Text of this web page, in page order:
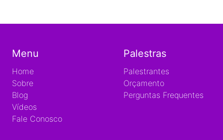
Menu
Home
Sobre
Blog
Vídeos
Fale Conosco
Palestras
Palestrantes
Orçamento
Perguntas Frequentes